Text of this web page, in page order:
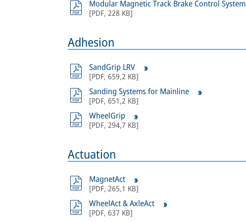
Modular Magnetic Track Brake Control System
[PDF, 228 KB]
Adhesion
SandGrip LRV
[PDF, 659,2 KB]
Sanding Systems for Mainline
[PDF, 651,2 KB]
WheelGrip
[PDF, 294,7 KB]
Actuation
MagnetAct
[PDF, 265,1 KB]
WheelAct & AxleAct
[PDF, 637 KB]